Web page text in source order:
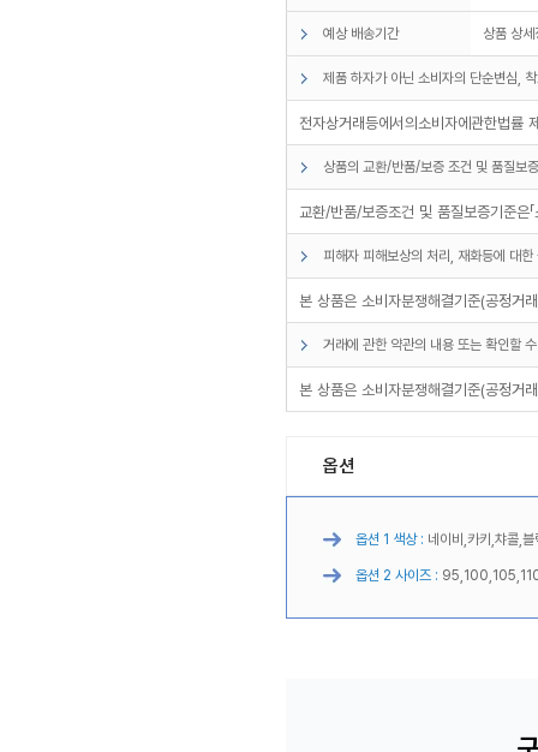
예상 배송기간 상품 상
제품 하자가 아닌 소비자의 단순변심,
전자상거래등에서의소비자에관한법
상품의 교환/반품/보증 조건 및 품질보
교환/반품/보증조건 및 품질보증기준은
피해자 피해보상의 처리, 재화등에 대
본 상품은 소비자분쟁해결기준(공정거
거래에 관한 약관의 내용 또는 확인할
본 상품은 소비자분쟁해결기준(공정거
옵션
옵션 1 색상 : 네이비,카키,챠콜,블
옵션 2 사이즈 :